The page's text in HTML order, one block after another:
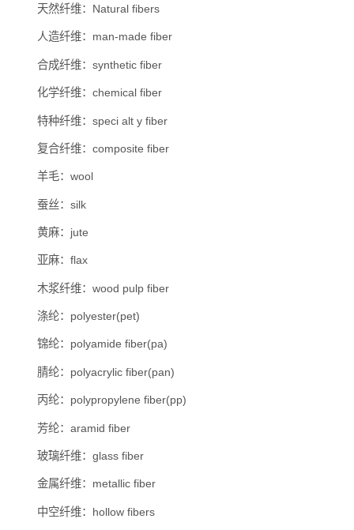
天然纤维：Natural fibers
人造纤维：man-made fiber
合成纤维：synthetic fiber
化学纤维：chemical fiber
特种纤维：speci alt y fiber
复合纤维：composite fiber
羊毛：wool
蚕丝：silk
黄麻：jute
亚麻：flax
木浆纤维：wood pulp fiber
涤纶：polyester(pet)
锦纶：polyamide fiber(pa)
腈纶：polyacrylic fiber(pan)
丙纶：polypropylene fiber(pp)
芳纶：aramid fiber
玻璃纤维：glass fiber
金属纤维：metallic fiber
中空纤维：hollow fibers